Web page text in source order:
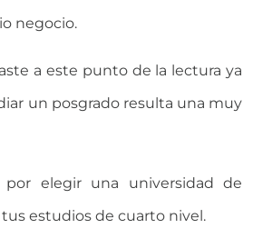
negocio.
a este punto de la lectura ya
un posgrado resulta una muy
por elegir una universidad de
tus estudios de cuarto nivel.